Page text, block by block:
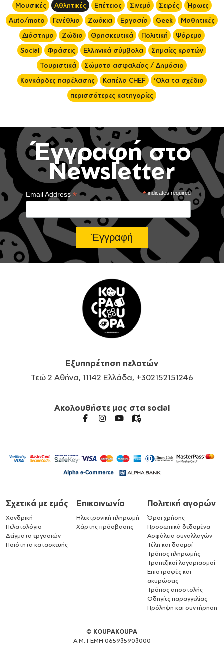
Μουσικές
Αθλητικές Επέτειος Σινεμά Σειρές
Ήρωες
Auto/moto
Γενέθλια Ζωάκια Εργασία Geek
Μαθητικές
Διάστημα
Ζώδια Θρησκευτικά Πολιτική
Ψάρεμα
Social
Φράσεις Ελληνικά σύμβολα
Σημαίες κρατών
Τουριστικά
Σώματα ασφαλείας / Δημόσιο
Κονκάρδες παρέλασης
Καπέλα CHEF
'Ολα τα σχέδια
περισσότερες κατηγορίες
Έγγραφή στο
Newsletter
*indicates required
Email Address*
Εξυπηρέτηση πελατών
Τεώ 2 Αθήνα, 11142 Ελλάδα, +302152151246
Ακολουθήστε μας στα social
Σχετικά με εμάς
Χονδρική
Πελατολόγιο
Δείγματα εργασιών
Ποιότητα κατασκευής
Επικοινωνία
Ηλεκτρονική πληρωμή
Χάρτης πρόσβασης
Πολιτική αγορών
Όροι χρήσης
Προσωπικά δεδομένα
Ασφάλεια συναλλαγών
Τέλη και δασμοί
Τρόπος πληρωμής
Τραπεζικοί λογαριασμοί
Επιστροφές και
ακυρώσεις
Τρόπος αποστολής
Οδηγίες παραγγελίας
Πρόληψη και συντήρηση
© KOUPAKOUPA
Α.Μ. ΓΕΜΗ 065935903000